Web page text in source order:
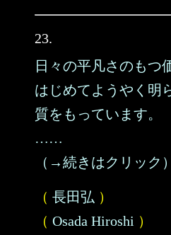
23.
日々の平凡さのもつ
はじめてようやく明
質をもっています。
……
（→続きはクリック）
（ 長田弘 ）
（ Osada Hiroshi ）